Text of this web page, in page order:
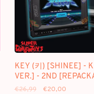
KEY (키) [SHINEE] -
VER.] - 2ND
€26,99 €20,00